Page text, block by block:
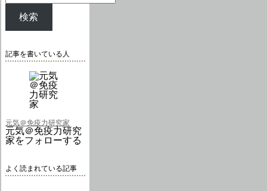
検索
記事を書いている人
元気＠免疫力研究家
元気＠免疫力研究
家をフォローする
よく読まれている記事